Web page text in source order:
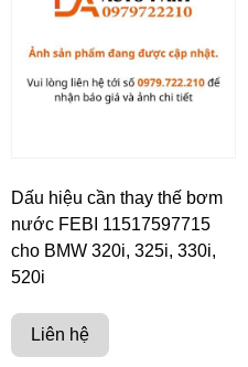
Dấu hiệu cần thay thế bơm
nước FEBI 11517597715
cho BMW 320i, 325i, 330i,
520i
Liên hệ